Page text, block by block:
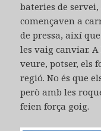
bateries de
començaven a
de pressa, així
les vaig canviar.
veure, potser, els
regió. No és que
però amb les
feien força goig.